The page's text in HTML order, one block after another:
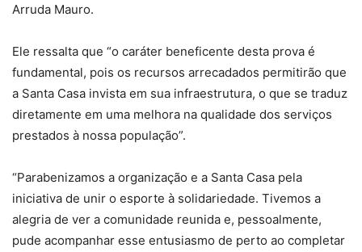
Arruda Mauro.
Ele ressalta que “o caráter beneficente desta prova é
fundamental, pois os recursos arrecadados permitirão que
a Santa Casa invista em sua infraestrutura, o que se traduz
diretamente em uma melhora na qualidade dos serviços
prestados à nossa população”.
“Parabenizamos a organização e a Santa Casa pela
iniciativa de unir o esporte à solidariedade. Tivemos a
alegria de ver a comunidade reunida e, pessoalmente,
pude acompanhar esse entusiasmo de perto ao completar